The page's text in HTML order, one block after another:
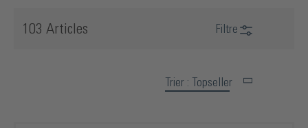
103 Articles Filtre
Trier : Topseller